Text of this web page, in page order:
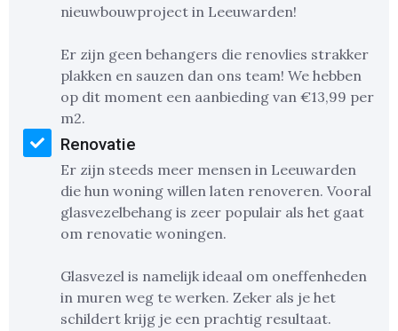
nieuwbouwproject in Leeuwarden!
Er zijn geen behangers die renovlies strakker
plakken en sauzen dan ons team! We hebben
op dit moment een aanbieding van €13,99 per
m2.
Renovatie
Er zijn steeds meer mensen in Leeuwarden
die hun woning willen laten renoveren. Vooral
glasvezelbehang is zeer populair als het gaat
om renovatie woningen.
Glasvezel is namelijk ideaal om oneffenheden
in muren weg te werken. Zeker als je het
schildert krijg je een prachtig resultaat.